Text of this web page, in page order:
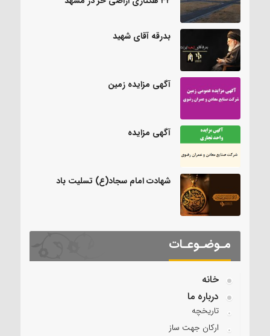
بدرقه آقای شهید
آگهی مزایده زمین
آگهی مزایده
شهادت امام سجاد(ع) تسلیت باد
مـوضـوعـات
خانه
درباره ما
تاریخچه
ارکان جهت ساز